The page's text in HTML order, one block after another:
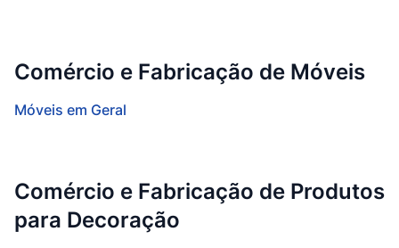
Comércio e Fabricação de Móveis
Móveis em Geral
Comércio e Fabricação de Produtos
para Decoração